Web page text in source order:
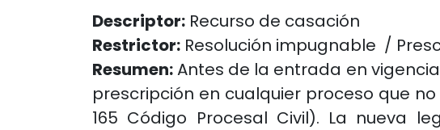
Descriptor: Recurso de casación
Restrictor: Resolución impugnable /
Resumen:Antes de la entrada en
prescripción en cualquier proceso que
165 Código Procesal Civil). La nueva